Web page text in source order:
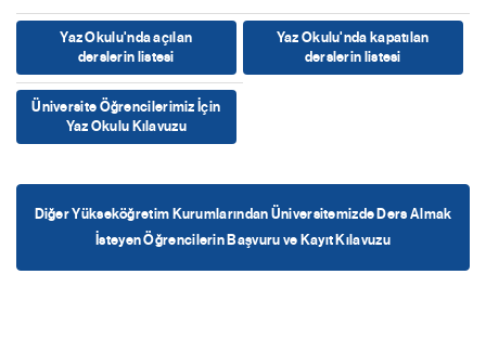
Yaz Okulu'nda açılan
derslerin listesi
Yaz Okulu'nda kapatılan
derslerin listesi
Üniversite Öğrencilerimiz İçin
Yaz Okulu Kılavuzu
Diğer Yükseköğretim Kurumlarından Üniversitemizde Ders Almak
İsteyen Öğrencilerin Başvuru ve Kayıt Kılavuzu